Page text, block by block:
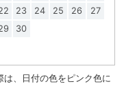
23 24 25 26
27
30
、日付の色をピンク色に